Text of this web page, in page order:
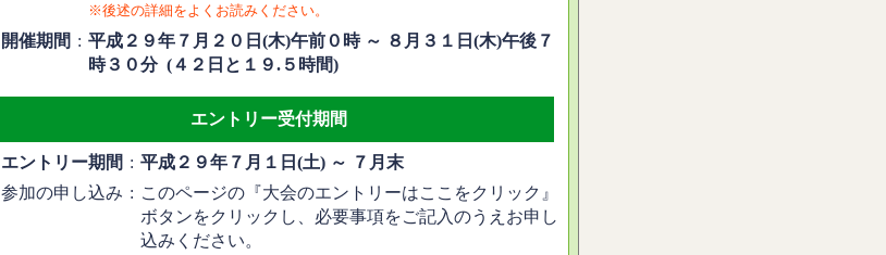
※後述の詳細をよくお読みください。
開催期間 : 平成２９年７月２０日(木)午前０時 ～ ８月３１日(木)午後７
時３０分 (４２日と１９.５時間)
エントリー受付期間
エントリー期間 : 平成２９年７月１日(土) ～ ７月末
参加の申し込み : このページの『大会のエントリーはここをクリック』
ボタンをクリックし、必要事項をご記入のうえお申し
込みください。